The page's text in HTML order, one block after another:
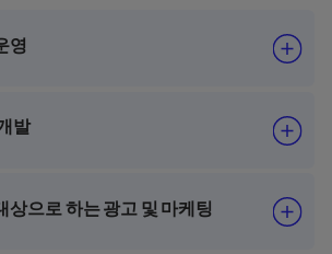
영
발
상으로 하는 광고 및 마케팅